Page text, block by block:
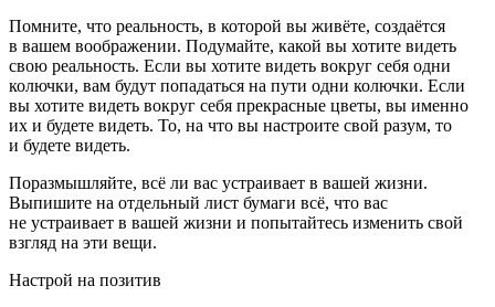
Помните, что реальность, в которой вы живёте, создаётся
в вашем воображении. Подумайте, какой вы хотите видеть
свою реальность. Если вы хотите видеть вокруг себя одни
колючки, вам будут попадаться на пути одни колючки. Если
вы хотите видеть вокруг себя прекрасные цветы, вы именно
их и будете видеть. То, на что вы настроите свой разум, то
и будете видеть.
Поразмышляйте, всё ли вас устраивает в вашей жизни.
Выпишите на отдельный лист бумаги всё, что вас
не устраивает в вашей жизни и попытайтесь изменить свой
взгляд на эти вещи.
Настрой на позитив